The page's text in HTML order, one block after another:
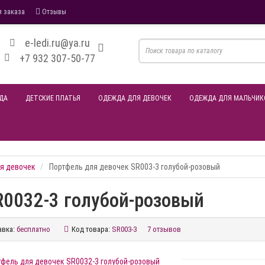
заказа Отзывы
e-ledi.ru@ya.ru
+7 932 307-50-77
ДЕТСКИЕ ПЛАТЬЯ ОДЕЖДА ДЛЯ ДЕВОЧЕК ОДЕЖДА ДЛЯ
девочек Портфель для девочек SR003-3 голубой-розовый
3 голубой-розовый
бесплатно Код товара: SR003-3 7 отзывов